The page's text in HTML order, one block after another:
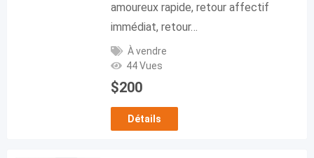
amoureux rapide, retour affectif
immédiat, retour…
À vendre
44 Vues
$200
Détails